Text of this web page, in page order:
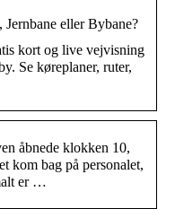
eller Bybane?
kort og live vejvisning
Se køreplaner, ruter,
åbnede klokken 10,
kom bag på personalet,
er …